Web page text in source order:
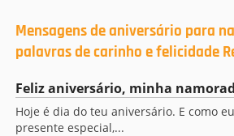
Mensagens de aniversário para
palavras de carinho e felicidade
Feliz aniversário, minha
Hoje é dia do teu aniversário. E como
presente especial,...